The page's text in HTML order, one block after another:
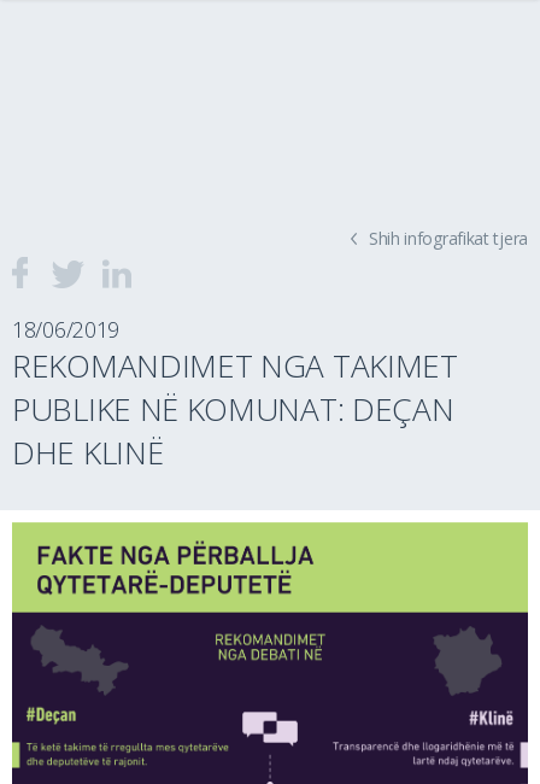
Shih infografikat tjera
18/06/2019
REKOMANDIMET NGA TAKIMET
PUBLIKE NË KOMUNAT: DEÇAN
DHE KLINË